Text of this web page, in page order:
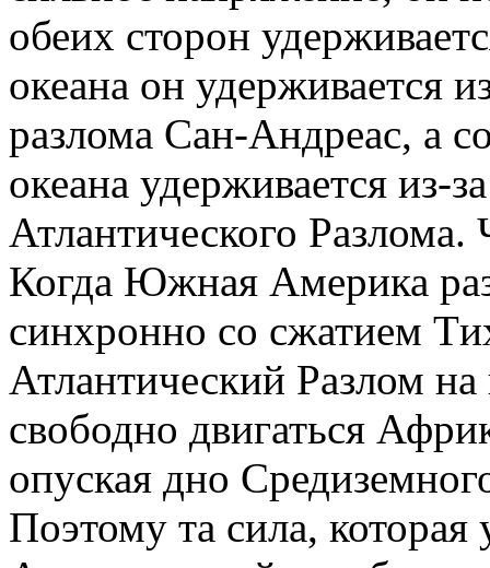
обеих сторон
океана он удерживается
разлома Сан-Андреас, а
океана удерживается из-
Атлантического
Когда Южная Америка
синхронно со сжатием
Атлантический Разлом
свободно двигаться
опуская дно
Поэтому та сила, которая